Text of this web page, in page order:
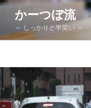
コ
ン
ス
キ
ッ
かーつぼ流
～ しっかりと半笑い ～